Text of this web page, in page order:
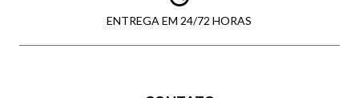
ENTREGA EM 24/72 HORAS